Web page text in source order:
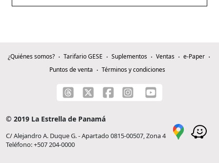
¿Quiénes somos? Tarifario GESE Suplementos Ventas
e-Paper
Puntos de venta
Términos y condiciones
© 2019 La Estrella de Panamá
C/ Alejandro A. Duque G. - Apartado 0815-00507, Zona 4
Teléfono: +507 204-0000